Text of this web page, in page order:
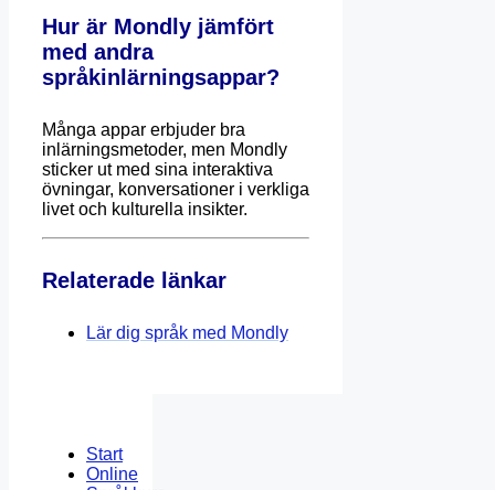
Hur är Mondly jämfört
med andra
språkinlärningsappar?
Många appar erbjuder bra
inlärningsmetoder, men Mondly
sticker ut med sina interaktiva
övningar, konversationer i verkliga
livet och kulturella insikter.
Relaterade länkar
Lär dig språk med Mondly
Start
Online